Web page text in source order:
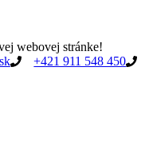
webovej stránke!
+421 911 548 450